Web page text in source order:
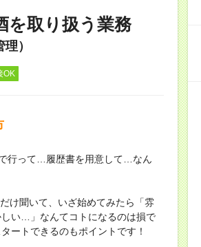
を取り扱う業務
）
OK
行って…履歴書を用意して…なん
け聞いて、いざ始めてみたら「雰
い…」なんてコトになるのは損で
ートできるのもポイントです！